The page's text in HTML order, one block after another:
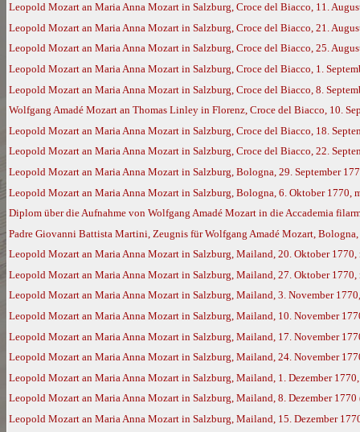
Leopold Mozart an Maria Anna Mozart in Salzburg, Croce del Biacco, 11.
Leopold Mozart an Maria Anna Mozart in Salzburg, Croce del Biacco, 21.
Leopold Mozart an Maria Anna Mozart in Salzburg, Croce del Biacco, 25.
Leopold Mozart an Maria Anna Mozart in Salzburg, Croce del Biacco, 1.
Leopold Mozart an Maria Anna Mozart in Salzburg, Croce del Biacco, 8.
Wolfgang Amadé Mozart an Thomas Linley in Florenz, Croce del Biacco, 10.
Leopold Mozart an Maria Anna Mozart in Salzburg, Croce del Biacco, 18.
Leopold Mozart an Maria Anna Mozart in Salzburg, Croce del Biacco, 22.
Leopold Mozart an Maria Anna Mozart in Salzburg, Bologna, 29. September
Leopold Mozart an Maria Anna Mozart in Salzburg, Bologna, 6. Oktober
Diplom über die Aufnahme von Wolfgang Amadé Mozart in die Accademia
Padre Giovanni Battista Martini, Zeugnis für Wolfgang Amadé Mozart,
Leopold Mozart an Maria Anna Mozart in Salzburg, Mailand, 20. Oktober
Leopold Mozart an Maria Anna Mozart in Salzburg, Mailand, 27. Oktober
Leopold Mozart an Maria Anna Mozart in Salzburg, Mailand, 3. November
Leopold Mozart an Maria Anna Mozart in Salzburg, Mailand, 10. November
Leopold Mozart an Maria Anna Mozart in Salzburg, Mailand, 17. November
Leopold Mozart an Maria Anna Mozart in Salzburg, Mailand, 24. November
Leopold Mozart an Maria Anna Mozart in Salzburg, Mailand, 1. Dezember
Leopold Mozart an Maria Anna Mozart in Salzburg, Mailand, 8. Dezember 1770
Leopold Mozart an Maria Anna Mozart in Salzburg, Mailand, 15. Dezember